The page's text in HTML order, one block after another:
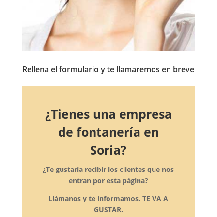
Rellena el formulario y te llamaremos en breve
¿Tienes una empresa
de fontanería en
Soria?
¿Te gustaría recibir los clientes que nos
entran por esta página?
Llámanos y te informamos. TE VA A
GUSTAR.